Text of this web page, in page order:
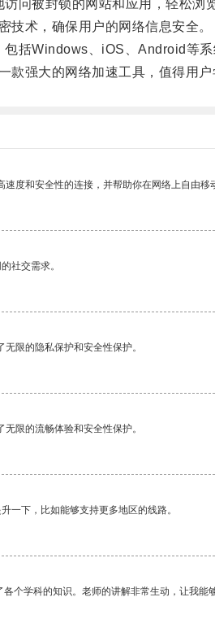
被封锁的网站和应用，轻松浏
术，确保用户的网络信息安全。
Windows、iOS、Android等系
强大的网络加速工具，值得用户
度和安全性的连接，并帮助你在网络上自由移
社交需求。
限的隐私保护和安全性保护。
限的流畅体验和安全性保护。
一下，比如能够支持更多地区的线路。
个学科的知识。老师的讲解非常生动，让我能